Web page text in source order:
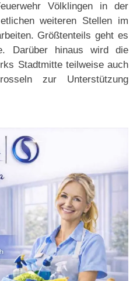
Völklingen in der
weiteren Stellen im
Größtenteils geht es
Darüber hinaus wird die
Stadtmitte teilweise auch
zur Unterstützung